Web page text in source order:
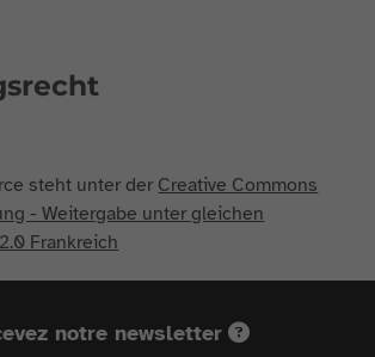
steht unter derCreative Commons
- Weitergabe unter gleichen
Frankreich
notre newsletter